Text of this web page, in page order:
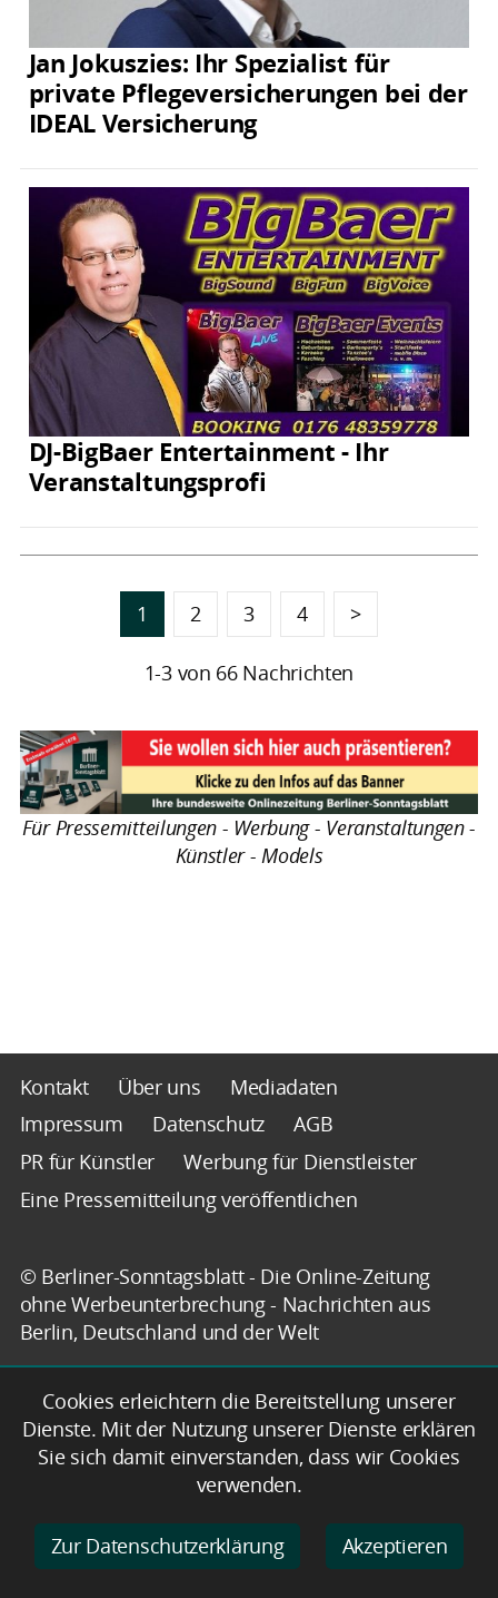
Jan Jokuszies: Ihr Spezialist für
private Pflegeversicherungen bei der
IDEAL Versicherung
DJ-BigBaer Entertainment - Ihr
Veranstaltungsprofi
1 2 3 4 >
1-3 von 66 Nachrichten
Für Pressemitteilungen - Werbung - Veranstaltungen -
Künstler - Models
Kontakt Über uns
Mediadaten
Impressum
Datenschutz
AGB
PR für Künstler
Werbung für Dienstleister
Eine Pressemitteilung veröffentlichen
© Berliner-Sonntagsblatt - Die Online-Zeitung
ohne Werbeunterbrechung - Nachrichten aus
Berlin, Deutschland und der Welt
Cookies erleichtern die Bereitstellung unserer
Dienste. Mit der Nutzung unserer Dienste erklären
Sie sich damit einverstanden, dass wir Cookies
verwenden.
Zur Datenschutzerklärung Akzeptieren